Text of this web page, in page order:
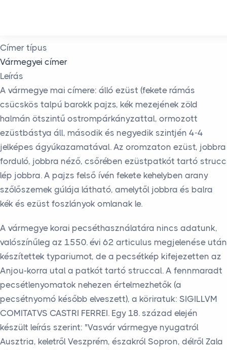
Címer típus
Vármegyei címer
Leírás
A vármegye mai címere: álló ezüst (fekete rámás
csücskös talpú barokk pajzs, kék mezejének zöld
halmán ötszintű ostrompárkányzattal, ormozott
ezüstbástya áll, második és negyedik szintjén 4-4
jelképes ágyúkazamatával. Az oromzaton ezüst, jobbra
forduló, jobbra néző, csőrében ezüstpatkót tartó strucc
lép jobbra. A pajzs felső ívén fekete kehelyben arany
szőlőszemek gúlája látható, amelytől jobbra és balra
kék és ezüst foszlányok omlanak le.
A vármegye korai pecséthasználatára nincs adatunk,
valószínűleg az 1550. évi 62 articulus megjelenése után
készítettek typariumot, de a pecsétkép kifejezetten az
Anjou-korra utal a patkót tartó struccal. A fennmaradt
pecsétlenyomatok nehezen értelmezhetők (a
pecsétnyomó később elveszett), a köriratuk: SIGILLVM
COMITATVS CASTRI FERREI. Egy 18. század elején
készült leírás szerint: "Vasvár vármegye nyugatról
Ausztria, keletről Veszprém, északról Sopron, délről Zala